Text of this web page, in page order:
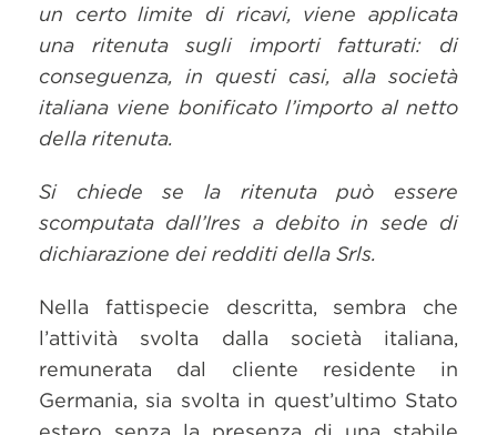
un certo limite di ricavi, viene applicata
una ritenuta sugli importi fatturati: di
conseguenza, in questi casi, alla società
italiana viene bonificato l’importo al netto
della ritenuta.
Si chiede se la ritenuta può essere
scomputata dall’Ires a debito in sede di
dichiarazione dei redditi della Srls.
Nella fattispecie descritta, sembra che
l’attività svolta dalla società italiana,
remunerata dal cliente residente in
Germania, sia svolta in quest’ultimo Stato